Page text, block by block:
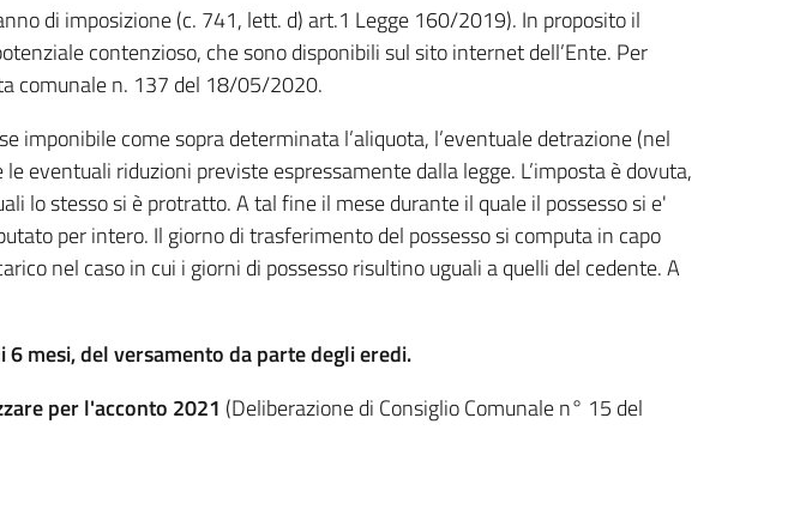
di imposizione (c. 741, lett. d) art.1 Legge 160/2019). In proposito il
contenzioso, che sono disponibili sul sito internet dell’Ente. Per
comunale n. 137 del 18/05/2020.
imponibile come sopra determinata l’aliquota, l’eventuale detrazione (nel
eventuali riduzioni previste espressamente dalla legge. L’imposta è dovuta,
lo stesso si è protratto. A tal fine il mese durante il quale il possesso si e'
per intero. Il giorno di trasferimento del possesso si computa in capo
nel caso in cui i giorni di possesso risultino uguali a quelli del cedente. A
mesi, del versamento da parte degli eredi.
per l'acconto 2021 (Deliberazione di Consiglio Comunale n° 15 del